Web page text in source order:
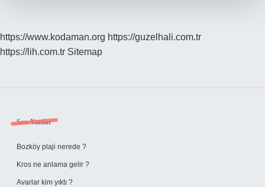
https://www.kodaman.org https://guzelhali.com.tr
https://lih.com.tr Sitemap
Sidebar
Son Yazılar
Bozköy plaji nerede ?
Kros ne anlama gelir ?
Avarlar kim yıktı ?